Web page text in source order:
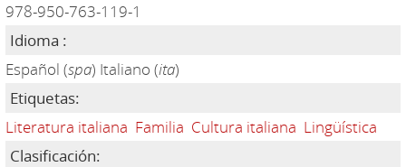
978-950-763-119-1
Idioma :
Español (spa) Italiano (ita)
Etiquetas:
Literatura italiana Familia Cultura italiana Lingüística
Clasificación: